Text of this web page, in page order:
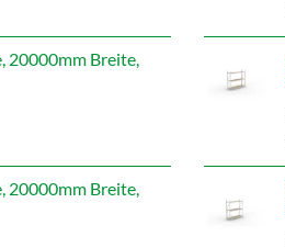
20000mm Breite,
20000mm Breite,